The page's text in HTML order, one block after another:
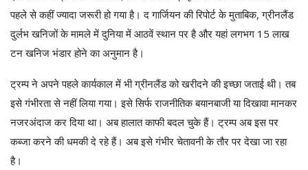
पहले से कहीं ज्यादा जरूरी हो गया है। द गार्जियन की रिपोर्ट के मुताबिक, ग्रीनलैंड
दुर्लभ खनिजों के मामले में दुनिया में आठवें स्थान पर है और यहां लगभग 15 लाख
टन खनिज भंडार होने का अनुमान है।
ट्रम्प ने अपने पहले कार्यकाल में भी ग्रीनलैंड को खरीदने की इच्छा जताई थी। तब
इसे गंभीरता से नहीं लिया गया। इसे सिर्फ राजनीतिक बयानबाजी या दिखावा मानकर
नजरअंदाज कर दिया था। अब हालात काफी बदल चुके हैं। ट्रम्प अब इस पर
कब्जा करने की धमकी दे रहे हैं। अब इसे गंभीर चेतावनी के तौर पर देखा जा रहा
है।